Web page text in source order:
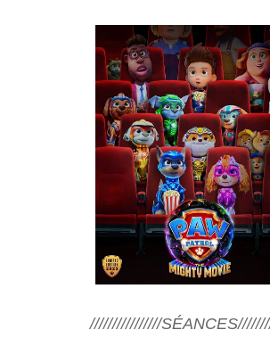
////////////////